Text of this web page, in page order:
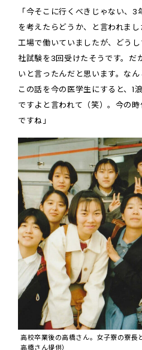
「今そこに行くべきじゃない、
を考えたらどうか、と言われま
工場で働いていましたが、どう
社試験を3回受けたそうです。だ
いと言ったんだと思います。なん
この話を今の医学生にすると、1
ですよと言われて（笑）。今の
ですね」
高校卒業後の高橋さん。女子寮の寮長
高橋さん提供）